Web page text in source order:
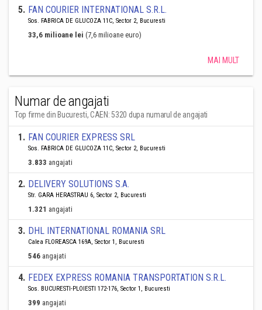
5. FAN COURIER INTERNATIONAL S.R.L.
Sos. FABRICA DE GLUCOZA 11C, Sector 2, Bucuresti
33,6 milioane lei (7,6 milioane euro)
MAI MULT
Numar de angajati
Top firme din Bucuresti, CAEN: 5320 dupa numarul de angajati
1. FAN COURIER EXPRESS SRL
Sos. FABRICA DE GLUCOZA 11C, Sector 2, Bucuresti
3.833 angajati
2. DELIVERY SOLUTIONS S.A.
Str. GARA HERASTRAU 6, Sector 2, Bucuresti
1.321 angajati
3. DHL INTERNATIONAL ROMANIA SRL
Calea FLOREASCA 169A, Sector 1, Bucuresti
546 angajati
4. FEDEX EXPRESS ROMANIA TRANSPORTATION S.R.L.
Sos. BUCURESTI-PLOIESTI 172-176, Sector 1, Bucuresti
399 angajati